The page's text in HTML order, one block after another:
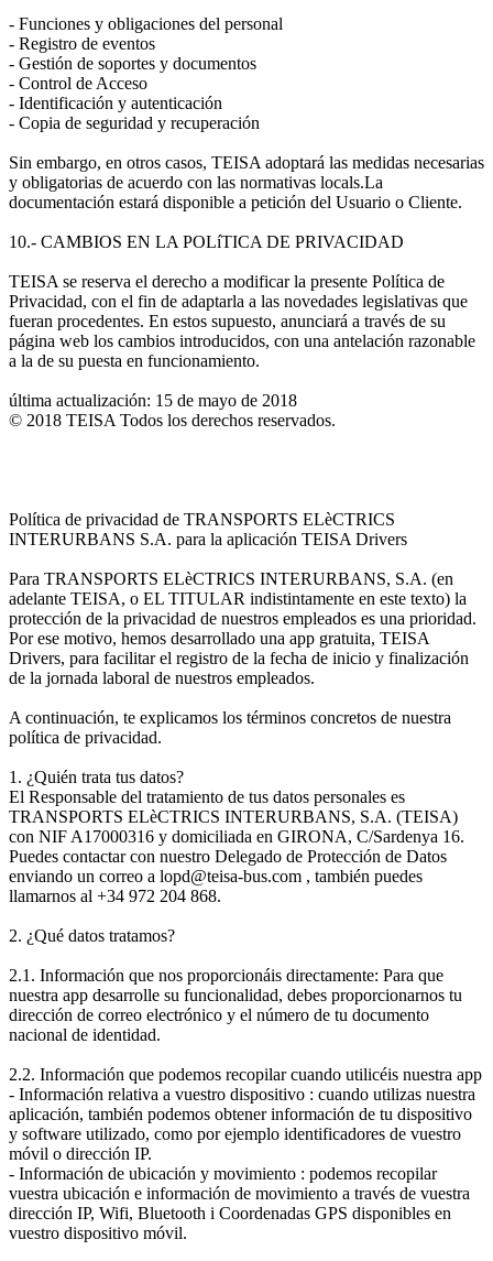
- Funciones y obligaciones del personal
- Registro de eventos
- Gestión de soportes y documentos
- Control de Acceso
- Identificación y autenticación
- Copia de seguridad y recuperación
Sin embargo, en otros casos, TEISA adoptará las medidas necesarias
y obligatorias de acuerdo con las normativas locals.La
documentación estará disponible a petición del Usuario o Cliente.
10.- CAMBIOS EN LA POLíTICA DE PRIVACIDAD
TEISA se reserva el derecho a modificar la presente Política de
Privacidad, con el fin de adaptarla a las novedades legislativas que
fueran procedentes. En estos supuesto, anunciará a través de su
página web los cambios introducidos, con una antelación razonable
a la de su puesta en funcionamiento.
última actualización: 15 de mayo de 2018
© 2018 TEISA Todos los derechos reservados.
Política de privacidad de TRANSPORTS ELèCTRICS
INTERURBANS S.A. para la aplicación TEISA Drivers
Para TRANSPORTS ELèCTRICS INTERURBANS, S.A. (en
adelante TEISA, o EL TITULAR indistintamente en este texto) la
protección de la privacidad de nuestros empleados es una prioridad.
Por ese motivo, hemos desarrollado una app gratuita, TEISA
Drivers, para facilitar el registro de la fecha de inicio y finalización
de la jornada laboral de nuestros empleados.
A continuación, te explicamos los términos concretos de nuestra
política de privacidad.
1. ¿Quién trata tus datos?
El Responsable del tratamiento de tus datos personales es
TRANSPORTS ELèCTRICS INTERURBANS, S.A. (TEISA)
con NIF A17000316 y domiciliada en GIRONA, C/Sardenya 16.
Puedes contactar con nuestro Delegado de Protección de Datos
enviando un correo a lopd@teisa-bus.com , también puedes
llamarnos al +34 972 204 868.
2. ¿Qué datos tratamos?
2.1. Información que nos proporcionáis directamente: Para que
nuestra app desarrolle su funcionalidad, debes proporcionarnos tu
dirección de correo electrónico y el número de tu documento
nacional de identidad.
2.2. Información que podemos recopilar cuando utilicéis nuestra app
- Información relativa a vuestro dispositivo : cuando utilizas nuestra
aplicación, también podemos obtener información de tu dispositivo
y software utilizado, como por ejemplo identificadores de vuestro
móvil o dirección IP.
- Información de ubicación y movimiento : podemos recopilar
vuestra ubicación e información de movimiento a través de vuestra
dirección IP, Wifi, Bluetooth i Coordenadas GPS disponibles en
vuestro dispositivo móvil.